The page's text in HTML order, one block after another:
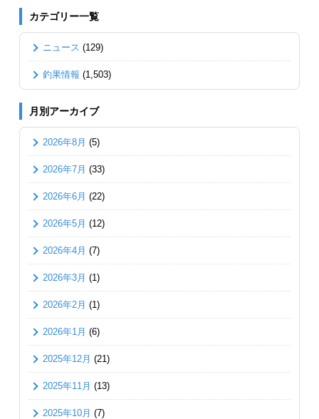
カテゴリー一覧
ニュース (129)
釣果情報 (1,503)
月別アーカイブ
2026年8月 (5)
2026年7月 (33)
2026年6月 (22)
2026年5月 (12)
2026年4月 (7)
2026年3月 (1)
2026年2月 (1)
2026年1月 (6)
2025年12月 (21)
2025年11月 (13)
2025年10月 (7)